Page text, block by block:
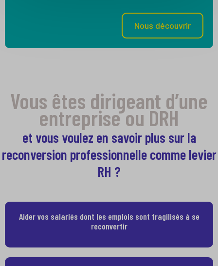
Nous découvrir
Vous êtes dirigeant d’une
entreprise ou DRH
et vous voulez en savoir plus sur la
reconversion professionnelle comme levier
RH ?
Aider vos salariés dont les emplois sont fragilisés à se
reconvertir